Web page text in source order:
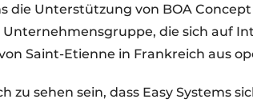
die Unterstützung von BOA
die sich auf
Saint-Etienne in Frankreich aus
zu sehen sein, dass Easy Systems